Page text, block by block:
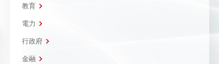
教育
電力
行政府
金融